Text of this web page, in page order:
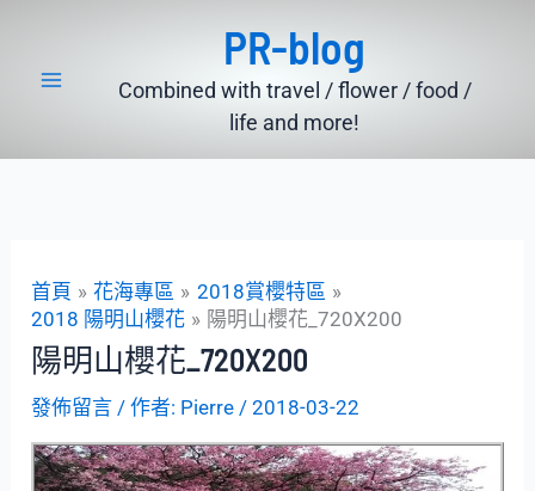
PR-blog
Combined with travel / flower / food /
life and more!
首頁 花海專區
2018賞櫻特區
2018 陽明山櫻花
陽明山櫻花_720X200
陽明山櫻花_720X200
發佈留言 / 作者: Pierre /2018-03-22